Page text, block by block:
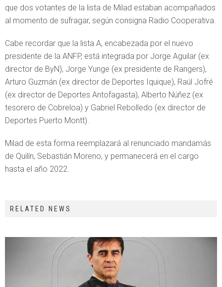
que dos votantes de la lista de Milad estaban acompañados
al momento de sufragar, según consigna Radio Cooperativa.
Cabe recordar que la lista A, encabezada por el nuevo
presidente de la ANFP, está integrada por Jorge Aguilar (ex
director de ByN), Jorge Yunge (ex presidente de Rangers),
Arturo Guzmán (ex director de Deportes Iquique), Raúl Jofré
(ex director de Deportes Antofagasta), Alberto Núñez (ex
tesorero de Cobreloa) y Gabriel Rebolledo (ex director de
Deportes Puerto Montt).
Milad de esta forma reemplazará al renunciado mandamás
de Quilín, Sebastián Moreno, y permanecerá en el cargo
hasta el año 2022.
RELATED NEWS